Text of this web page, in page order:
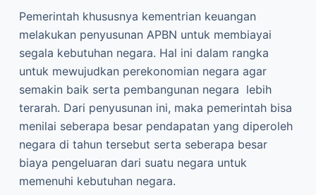
Pemerintah khususnya kementrian keuangan
melakukan penyusunan APBN untuk membiayai
segala kebutuhan negara. Hal ini dalam rangka
untuk mewujudkan perekonomian negara agar
semakin baik serta pembangunan negara lebih
terarah. Dari penyusunan ini, maka pemerintah bisa
menilai seberapa besar pendapatan yang diperoleh
negara di tahun tersebut serta seberapa besar
biaya pengeluaran dari suatu negara untuk
memenuhi kebutuhan negara.